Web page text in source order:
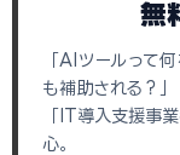
無
「AIツールって
も補助される？」
「IT導入支援事
心。